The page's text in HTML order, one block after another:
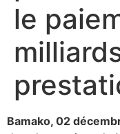
le
Bamako, 02